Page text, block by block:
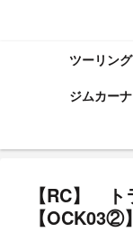
ツーリング
ジムカーナ
【RC】
【OCK03②】